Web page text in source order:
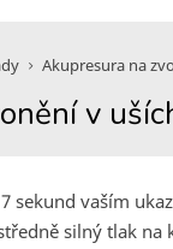
Akupresura na
v
sekund vaším
silný tlak